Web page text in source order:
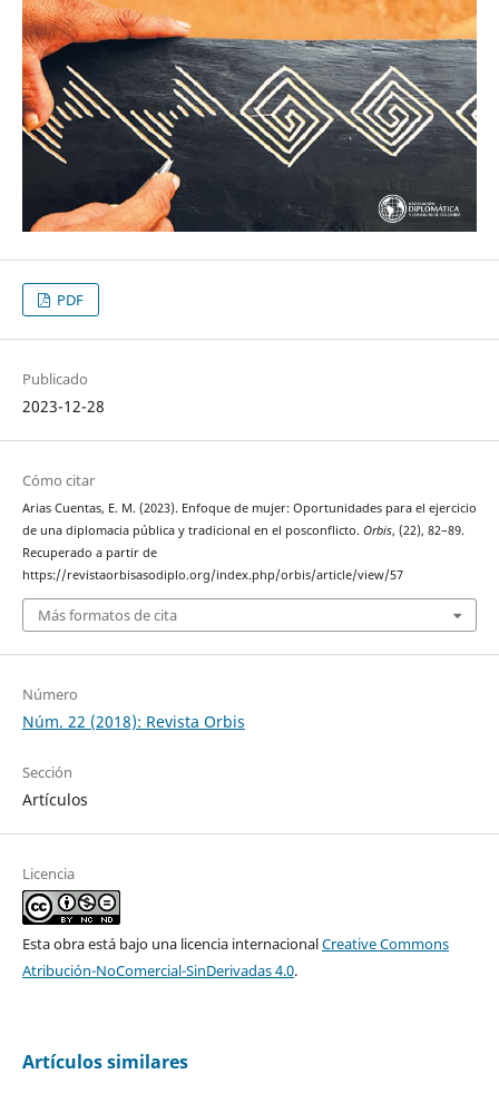
PDF
Publicado
2023-12-28
Cómo citar
Arias Cuentas, E. M. (2023). Enfoque de mujer: Oportunidades para el ejercicio
de una diplomacia pública y tradicional en el posconflicto. Orbis, (22), 82–89.
Recuperado a partir de
https://revistaorbisasodiplo.org/index.php/orbis/article/view/57
Más formatos de cita
Número
Núm. 22 (2018): Revista Orbis
Sección
Artículos
Licencia
Esta obra está bajo una licencia internacionalCreative Commons
Atribución-NoComercial-SinDerivadas 4.0.
Artículos similares